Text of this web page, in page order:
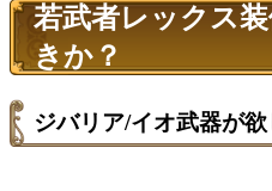
若武者レックス
きか？
ジバリア/イオ武器が